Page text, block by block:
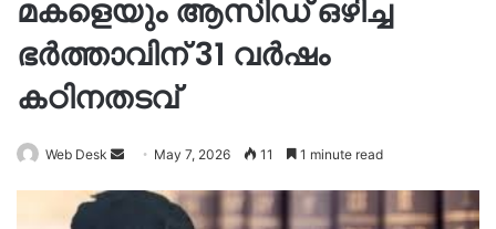
മകളെയും ആസിഡ് ഒഴിച്ച
ഭർത്താവിന് 31 വർഷം
കഠിനതടവ്
Web Desk
Send May 7, 2026 11 1 minute read